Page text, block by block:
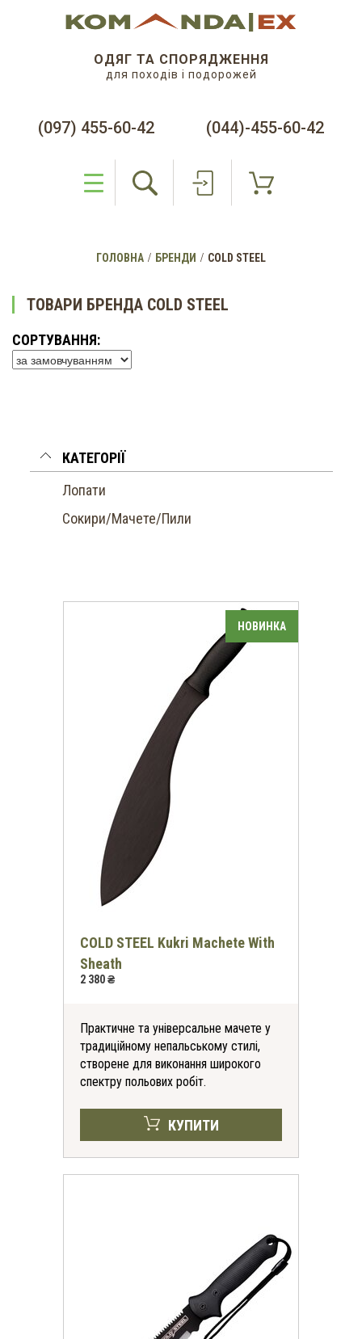
ОДЯГ ТА СПОРЯДЖЕННЯ
для походів і подорожей
(097) 455-60-42 (044)-455-60-42
ГОЛОВНА БРЕНДИ COLD STEEL
ТОВАРИ БРЕНДА COLD STEEL
СОРТУВАННЯ:
КАТЕГОРІЇ
Лопати
Сокири/Мачете/Пили
COLD STEEL Kukri Machete With
Sheath
2 380 ₴
Практичне та універсальне мачете у
традиційному непальському стилі,
створене для виконання широкого
спектру польових робіт.
КУПИТИ